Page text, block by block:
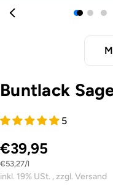
Buntlack
5
€39,95
Stückpreis
€53,27/
pro l
inkl. 19% USt. , zzgl. Versand